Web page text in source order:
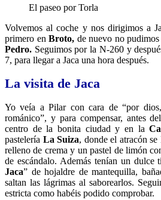
El paseo por Torla
Volvemos al coche y nos dirigimos a
primero en Broto, de nuevo no
Pedro. Seguimos por la N-260 y
7, para llegar a Jaca una hora después.
La visita de Jaca
Yo veía a Pilar con cara de “por
románico”, y para compensar, antes
centro de la bonita ciudad y en la
pastelería La Suiza, donde el atracón
relleno de crema y un pastel de limón
de escándalo. Además tenían un dulce
Jaca” de hojaldre de mantequilla,
saltan las lágrimas al saborearlos.
estricta como habéis podido comprobar.